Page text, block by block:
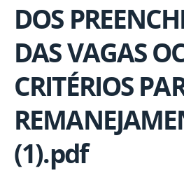
DOS
DAS VAGAS
CRITÉRIOS
(1).pdf